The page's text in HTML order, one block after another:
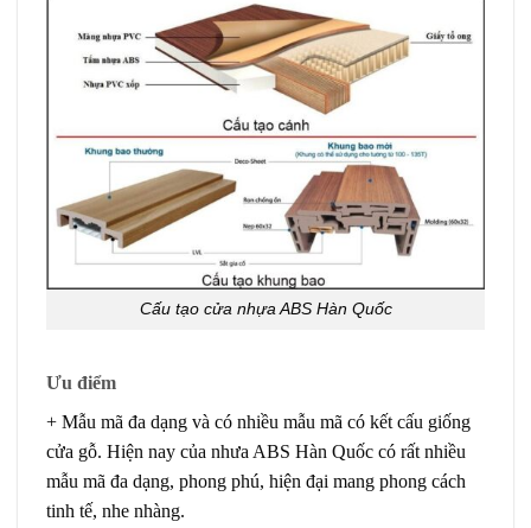
Cấu tạo cửa nhựa ABS Hàn Quốc
Ưu điểm
+ Mẫu mã đa dạng và có nhiều mẫu mã có kết cấu giống
cửa gỗ. Hiện nay của nhưa ABS Hàn Quốc có rất nhiều
mẫu mã đa dạng, phong phú, hiện đại mang phong cách
tinh tế, nhe nhàng.